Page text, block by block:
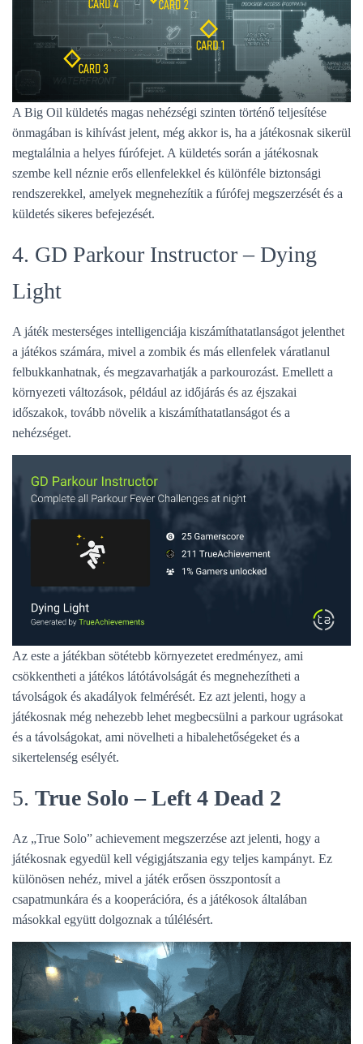
A Big Oil küldetés magas nehézségi szinten történő teljesítése
önmagában is kihívást jelent, még akkor is, ha a játékosnak sikerül
megtalálnia a helyes fúrófejet. A küldetés során a játékosnak
szembe kell néznie erős ellenfelekkel és különféle biztonsági
rendszerekkel, amelyek megnehezítik a fúrófej megszerzését és a
küldetés sikeres befejezését.
4. GD Parkour Instructor – Dying
Light
A játék mesterséges intelligenciája kiszámíthatatlanságot jelenthet
a játékos számára, mivel a zombik és más ellenfelek váratlanul
felbukkanhatnak, és megzavarhatják a parkourozást. Emellett a
környezeti változások, például az időjárás és az éjszakai
időszakok, tovább növelik a kiszámíthatatlanságot és a
nehézséget.
Az este a játékban sötétebb környezetet eredményez, ami
csökkentheti a játékos látótávolságát és megnehezítheti a
távolságok és akadályok felmérését. Ez azt jelenti, hogy a
játékosnak még nehezebb lehet megbecsülni a parkour ugrásokat
és a távolságokat, ami növelheti a hibalehetőségeket és a
sikertelenség esélyét.
5. True Solo – Left 4 Dead 2
Az „True Solo” achievement megszerzése azt jelenti, hogy a
játékosnak egyedül kell végigjátszania egy teljes kampányt. Ez
különösen nehéz, mivel a játék erősen összpontosít a
csapatmunkára és a kooperációra, és a játékosok általában
másokkal együtt dolgoznak a túlélésért.